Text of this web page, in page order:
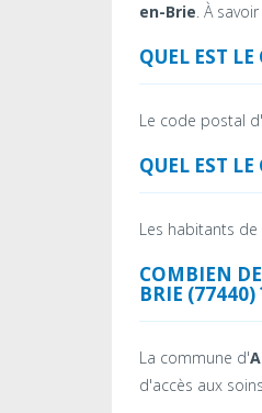
en-Brie. À savoir
QUEL EST
Le code postal
QUEL EST
Les habitants
COMBIEN
BRIE (77440)
La commune d'
d'accès aux